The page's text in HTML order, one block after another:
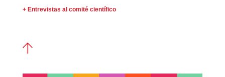
+ Entrevistas al comité científico